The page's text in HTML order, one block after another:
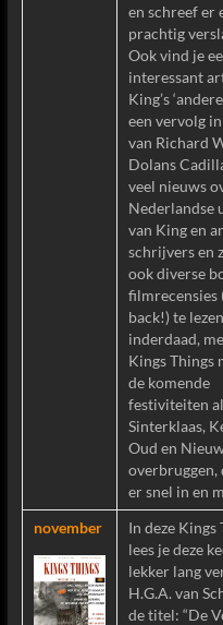
en schreef er
prachtig
Ook vind je
interessant
King’s
een vervolg
van Richard
Dolans
veel nieuws
Nederlandse
van King en
schrijvers en
ook diverse
filmrecensies
back!) te
inderdaad,
Kings Things
de komende
festiviteiten
Sinterklaas,
Oud en
overbruggen,
er snel in en
november
In deze Kings
lees je deze
lekker lang
H.G.A. van
de titel: “De